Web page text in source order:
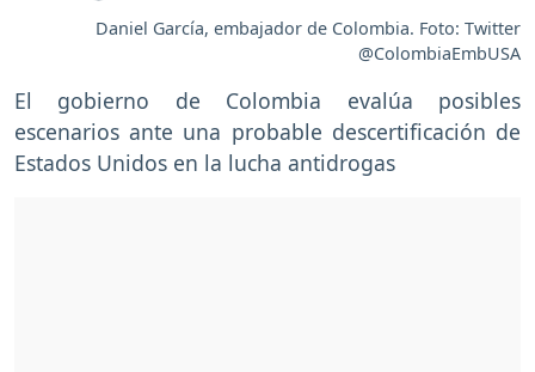
Daniel García, embajador de Colombia. Foto: Twitter
@ColombiaEmbUSA
El gobierno de Colombia evalúa posibles
escenarios ante una probable descertificación de
Estados Unidos en la lucha antidrogas